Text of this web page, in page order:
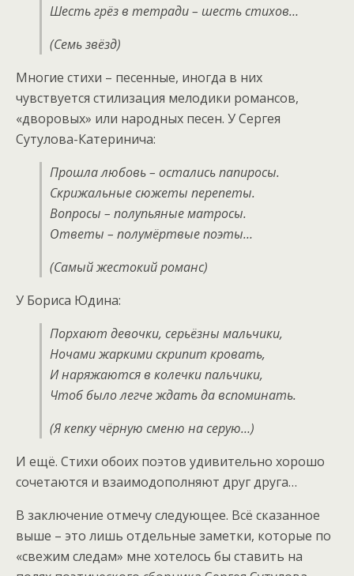
Шесть грёз в тетради – шесть стихов…
(Семь звёзд)
Многие стихи – песенные, иногда в них
чувствуется стилизация мелодики романсов,
«дворовых» или народных песен. У Сергея
Сутулова-Катеринича:
Прошла любовь – остались папиросы.
Скрижальные сюжеты перепеты.
Вопросы – полупьяные матросы.
Ответы – полумёртвые поэты…
(Самый жестокий романс)
У Бориса Юдина:
Порхают девочки, серьёзны мальчики,
Ночами жаркими скрипит кровать,
И наряжаются в колечки пальчики,
Чтоб было легче ждать да вспоминать.
(Я кепку чёрную сменю на серую…)
И ещё. Стихи обоих поэтов удивительно хорошо
сочетаются и взаимодополняют друг друга…
В заключение отмечу следующее. Всё сказанное
выше – это лишь отдельные заметки, которые по
«свежим следам» мне хотелось бы ставить на